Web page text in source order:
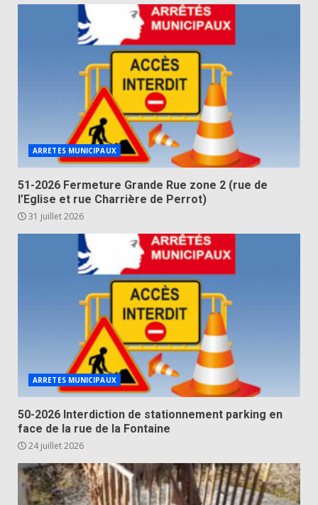
ARRETES MUNICIPAUX
51-2026 Fermeture Grande Rue zone 2 (rue de
l’Eglise et rue Charrière de Perrot)
31 juillet 2026
ARRETES MUNICIPAUX
50-2026 Interdiction de stationnement parking en
face de la rue de la Fontaine
24 juillet 2026